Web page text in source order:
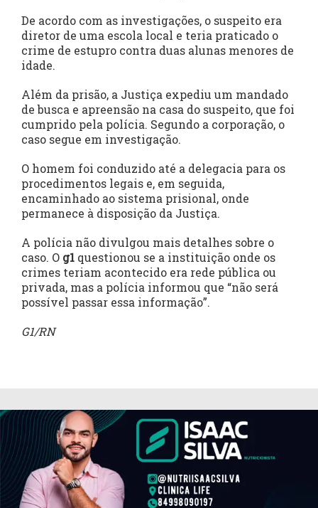
De acordo com as investigações, o suspeito era
diretor de uma escola local e teria praticado o
crime de estupro contra duas alunas menores de
idade.
Além da prisão, a Justiça expediu um mandado
de busca e apreensão na casa do suspeito, que foi
cumprido pela polícia. Segundo a corporação, o
caso segue em investigação.
O homem foi conduzido até a delegacia para os
procedimentos legais e, em seguida,
encaminhado ao sistema prisional, onde
permanece à disposição da Justiça.
A polícia não divulgou mais detalhes sobre o
caso. O g1 questionou se a instituição onde os
crimes teriam acontecido era rede pública ou
privada, mas a polícia informou que “não será
possível passar essa informação”.
G1/RN